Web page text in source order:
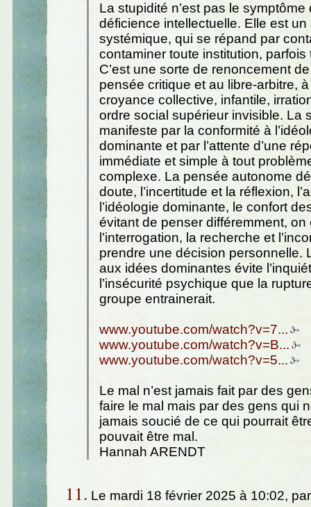
La stupidité n’est pas le symptôme
déficience intellectuelle. Elle est
systémique, qui se répand par
contaminer toute institution, parfois
C’est une sorte de renoncement
pensée critique et au libre-arbitre,
croyance collective, infantile,
ordre social supérieur invisible. La
manifeste par la conformité à
dominante et par l’attente d’une
immédiate et simple à tout
complexe. La pensée autonome
doute, l’incertitude et la réflexion,
l’idéologie dominante, le confort
évitant de penser différemment, on
l’interrogation, la recherche et
prendre une décision personnelle.
aux idées dominantes évite
l’insécurité psychique que la
groupe entrainerait.
www.youtube.com/watch?v=7...
www.youtube.com/watch?v=B...
www.youtube.com/watch?v=5...
Le mal n’est jamais fait par des
faire le mal mais par des gens qui
jamais soucié de ce qui pourrait
pouvait être mal.
Hannah ARENDT
11. Le mardi 18 février 2025 à 10:02,